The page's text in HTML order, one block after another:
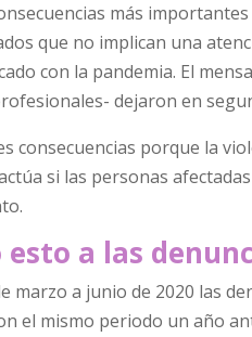
más
que no implican una
con la pandemia. El
dejaron en
consecuencias porque la
si las personas
esto a las
marzo a junio de 2020 las
el mismo periodo un año